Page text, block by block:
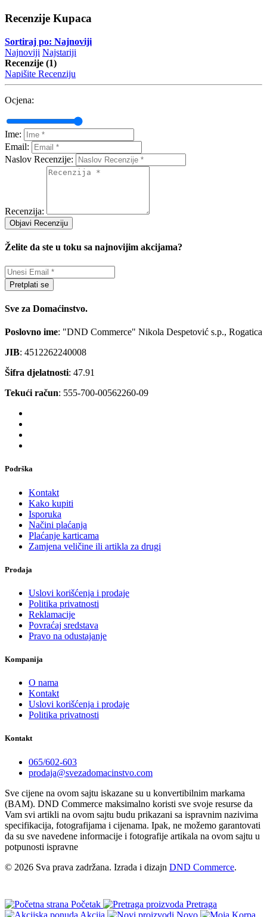
Recenzije Kupaca
Sortiraj po: Najnoviji
Najnoviji Najstariji
Recenzije (1)
Napišite Recenziju
Ocjena:
Ime:
Email:
Naslov Recenzije:
Recenzija:
Objavi Recenziju
Želite da ste u toku sa najnovijim akcijama?
Pretplati se
Sve za Domaćinstvo.
Poslovno ime: "DND Commerce" Nikola Despetović s.p., Rogatica
JIB: 4512262240008
Šifra djelatnosti: 47.91
Tekući račun: 555-700-00562260-09
Podrška
Kontakt
Kako kupiti
Isporuka
Načini plaćanja
Plaćanje karticama
Zamjena veličine ili artikla za drugi
Prodaja
Uslovi korišćenja i prodaje
Politika privatnosti
Reklamacije
Povraćaj sredstava
Pravo na odustajanje
Kompanija
O nama
Kontakt
Uslovi korišćenja i prodaje
Politika privatnosti
Kontakt
065/602-603
prodaja@svezadomacinstvo.com
Sve cijene na ovom sajtu iskazane su u konvertibilnim markama
(BAM). DND Commerce maksimalno koristi sve svoje resurse da
Vam svi artikli na ovom sajtu budu prikazani sa ispravnim nazivima
specifikacija, fotografijama i cijenama. Ipak, ne možemo garantovati
da su sve navedene informacije i fotografije artikala na ovom sajtu u
potpunosti ispravne
© 2026 Sva prava zadržana. Izrada i dizajn DND Commerce.
Početak
Pretraga
Akcija
Novo